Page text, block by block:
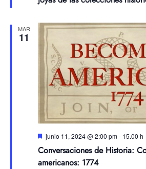
MAR
11
Destacadas
junio 11, 2024 @ 2:00 pm- 15.00 h
Conversaciones de Historia:
americanos: 1774